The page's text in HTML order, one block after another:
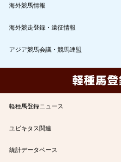
海外競馬情報
海外競走登録・遠征情報
アジア競馬会議・競馬連盟
軽種馬登録ニュース
ユビキタス関連
統計データベース